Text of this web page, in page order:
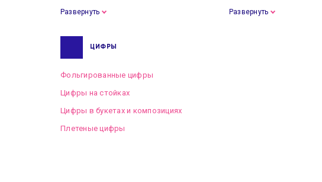
Развернуть Развернуть
ЦИФРЫ
Фольгированные цифры
Цифры на стойках
Цифры в букетах и композициях
Плетеные цифры